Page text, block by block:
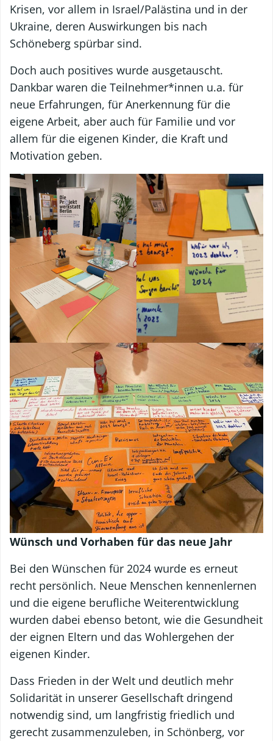
Krisen, vor allem in Israel/Palästina und in der
Ukraine, deren Auswirkungen bis nach
Schöneberg spürbar sind.
Doch auch positives wurde ausgetauscht.
Dankbar waren die Teilnehmer*innen u.a. für
neue Erfahrungen, für Anerkennung für die
eigene Arbeit, aber auch für Familie und vor
allem für die eigenen Kinder, die Kraft und
Motivation geben.
Wünsch und Vorhaben für das neue Jahr
Bei den Wünschen für 2024 wurde es erneut
recht persönlich. Neue Menschen kennenlernen
und die eigene berufliche Weiterentwicklung
wurden dabei ebenso betont, wie die Gesundheit
der eignen Eltern und das Wohlergehen der
eigenen Kinder.
Dass Frieden in der Welt und deutlich mehr
Solidarität in unserer Gesellschaft dringend
notwendig sind, um langfristig friedlich und
gerecht zusammenzuleben, in Schönberg, vor